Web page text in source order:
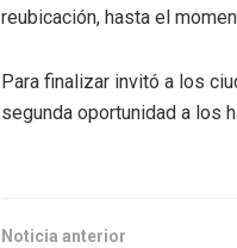
reubicación, hasta el
Para finalizar invitó a los
segunda oportunidad a los
Noticia anterior